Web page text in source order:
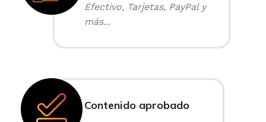
Efectivo, Tarjetas, PayPal y
más...
Contenido aprobado